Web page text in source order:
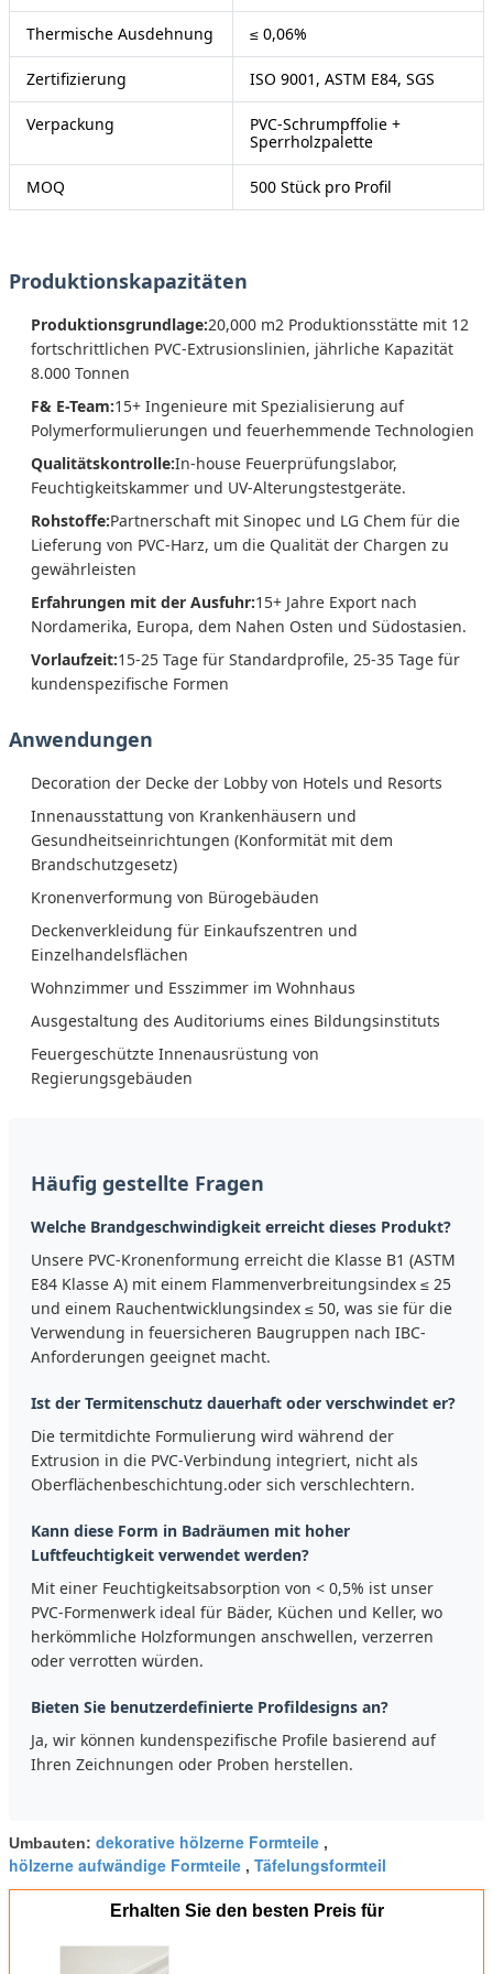
Thermische Ausdehnung ≤ 0,06%
Zertifizierung ISO 9001, ASTM E84, SGS
Verpackung
PVC-Schrumpffolie +
Sperrholzpalette
MOQ 500 Stück pro Profil
Produktionskapazitäten
Produktionsgrundlage:20,000 m2 Produktionsstätte mit 12
fortschrittlichen PVC-Extrusionslinien, jährliche Kapazität
8.000 Tonnen
F& E-Team:15+ Ingenieure mit Spezialisierung auf
Polymerformulierungen und feuerhemmende Technologien
Qualitätskontrolle:In-house Feuerprüfungslabor,
Feuchtigkeitskammer und UV-Alterungstestgeräte.
Rohstoffe:Partnerschaft mit Sinopec und LG Chem für die
Lieferung von PVC-Harz, um die Qualität der Chargen zu
gewährleisten
Erfahrungen mit der Ausfuhr:15+ Jahre Export nach
Nordamerika, Europa, dem Nahen Osten und Südostasien.
Vorlaufzeit:15-25 Tage für Standardprofile, 25-35 Tage für
kundenspezifische Formen
Anwendungen
Decoration der Decke der Lobby von Hotels und Resorts
Innenausstattung von Krankenhäusern und
Gesundheitseinrichtungen (Konformität mit dem
Brandschutzgesetz)
Kronenverformung von Bürogebäuden
Deckenverkleidung für Einkaufszentren und
Einzelhandelsflächen
Wohnzimmer und Esszimmer im Wohnhaus
Ausgestaltung des Auditoriums eines Bildungsinstituts
Feuergeschützte Innenausrüstung von
Regierungsgebäuden
Häufig gestellte Fragen
Welche Brandgeschwindigkeit erreicht dieses Produkt?
Unsere PVC-Kronenformung erreicht die Klasse B1 (ASTM
E84 Klasse A) mit einem Flammenverbreitungsindex ≤ 25
und einem Rauchentwicklungsindex ≤ 50, was sie für die
Verwendung in feuersicheren Baugruppen nach IBC-
Anforderungen geeignet macht.
Ist der Termitenschutz dauerhaft oder verschwindet er?
Die termitdichte Formulierung wird während der
Extrusion in die PVC-Verbindung integriert, nicht als
Oberflächenbeschichtung.oder sich verschlechtern.
Kann diese Form in Badräumen mit hoher
Luftfeuchtigkeit verwendet werden?
Mit einer Feuchtigkeitsabsorption von < 0,5% ist unser
PVC-Formenwerk ideal für Bäder, Küchen und Keller, wo
herkömmliche Holzformungen anschwellen, verzerren
oder verrotten würden.
Bieten Sie benutzerdefinierte Profildesigns an?
Ja, wir können kundenspezifische Profile basierend auf
Ihren Zeichnungen oder Proben herstellen.
Umbauten: dekorative hölzerne Formteile ,
hölzerne aufwändige Formteile , Täfelungsformteil
Erhalten Sie den besten Preis für